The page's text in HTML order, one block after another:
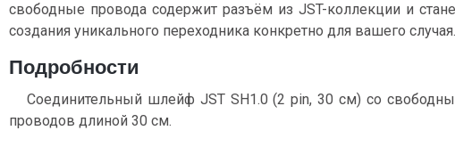
свободные провода содержит разъём из JST-коллекции и
создания уникального переходника конкретно для вашего случая.
Подробности
Соединительный шлейф JST SH1.0 (2 pin, 30 см) со
проводов длиной 30 см.